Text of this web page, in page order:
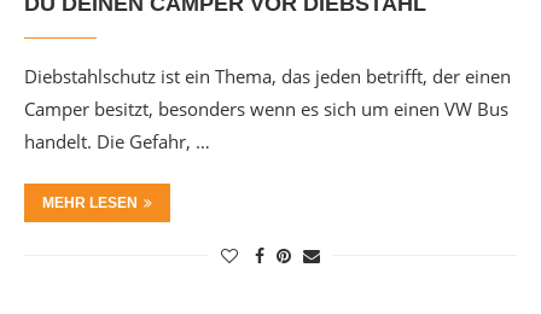
Diebstahlschutz ist ein Thema, das jeden betrifft, der einen
Camper besitzt, besonders wenn es sich um einen VW Bus
handelt. Die Gefahr, …
MEHR LESEN